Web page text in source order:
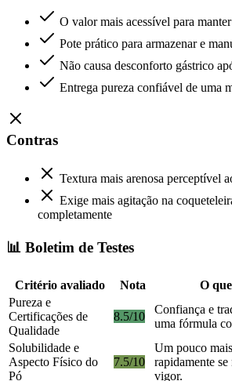
O valor mais acessível para
Pote prático para armazenar e
Não causa desconforto gástrico
Entrega pureza confiável de uma
Contras
Textura mais arenosa perceptível
Exige mais agitação na
completamente
📊 Boletim de Testes
Critério avaliado Nota
O
Pureza e
Certificações de
Qualidade
8.5/10
Confiança e
uma fórmula
Solubilidade e
Aspecto Físico do
Pó
7.5/10
Um pouco
rapidamente
vigor.